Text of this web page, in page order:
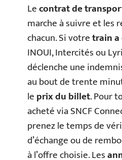
Lecontrat de
marche à suivre et les
chacun. Si votretrain
INOUI, Intercités ou
déclenche une
au bout de trente
leprix du billet. Pour
acheté via SNCF
prenez le temps de
d’échange ou de
à l’offre choisie. Les